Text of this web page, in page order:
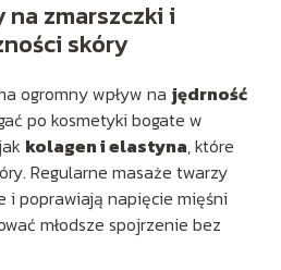
na zmarszczki i
skóry
ogromny wpływ na jędrność
po kosmetyki bogate w
kolagen i elastyna, które
Regularne masaże twarzy
i poprawiają napięcie mięśni
młodsze spojrzenie bez